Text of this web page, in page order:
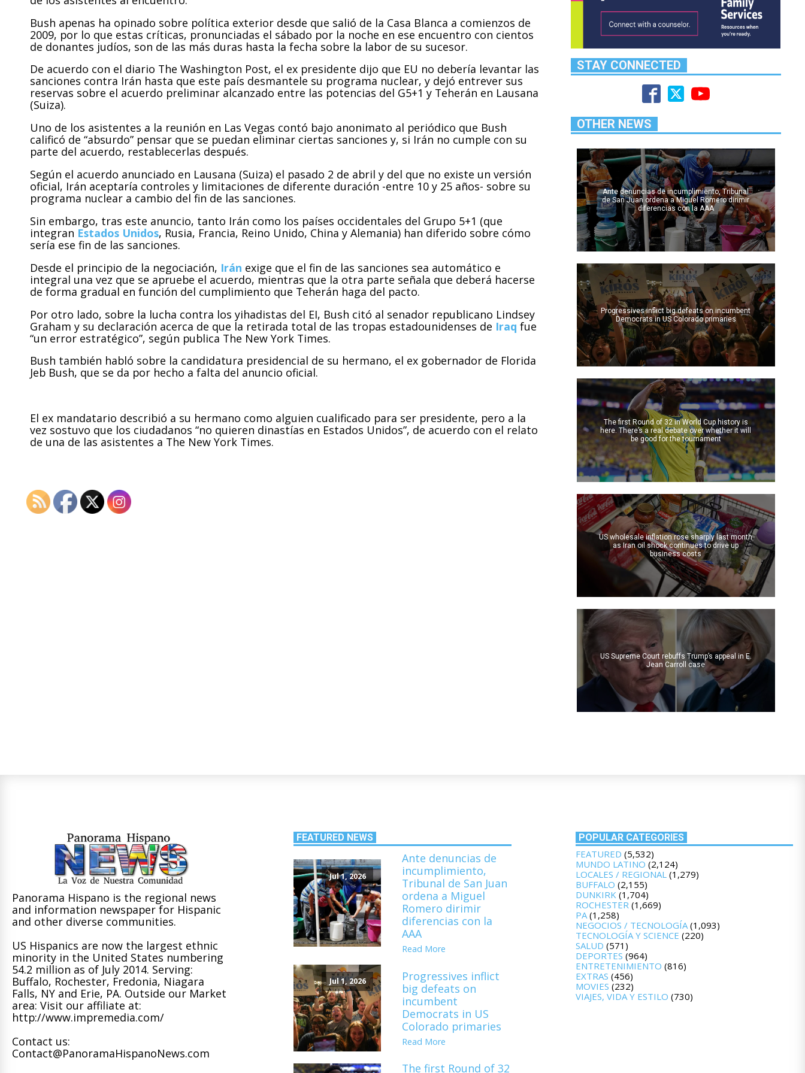
Bush apenas ha opinado sobre política exterior desde que salió de la Casa Blanca a comienzos de
2009, por lo que estas críticas, pronunciadas el sábado por la noche en ese encuentro con cientos
de donantes judíos, son de las más duras hasta la fecha sobre la labor de su sucesor.
De acuerdo con el diario The Washington Post, el ex presidente dijo que EU no debería levantar las
sanciones contra Irán hasta que este país desmantele su programa nuclear, y dejó entrever sus
reservas sobre el acuerdo preliminar alcanzado entre las potencias del G5+1 y Teherán en Lausana
(Suiza).
Uno de los asistentes a la reunión en Las Vegas contó bajo anonimato al periódico que Bush
calificó de “absurdo” pensar que se puedan eliminar ciertas sanciones y, si Irán no cumple con su
parte del acuerdo, restablecerlas después.
Según el acuerdo anunciado en Lausana (Suiza) el pasado 2 de abril y del que no existe un versión
oficial, Irán aceptaría controles y limitaciones de diferente duración -entre 10 y 25 años- sobre su
programa nuclear a cambio del fin de las sanciones.
Sin embargo, tras este anuncio, tanto Irán como los países occidentales del Grupo 5+1 (que
integran Estados Unidos, Rusia, Francia, Reino Unido, China y Alemania) han diferido sobre cómo
sería ese fin de las sanciones.
Desde el principio de la negociación, Irán exige que el fin de las sanciones sea automático e
integral una vez que se apruebe el acuerdo, mientras que la otra parte señala que deberá hacerse
de forma gradual en función del cumplimiento que Teherán haga del pacto.
Por otro lado, sobre la lucha contra los yihadistas del EI, Bush citó al senador republicano Lindsey
Graham y su declaración acerca de que la retirada total de las tropas estadounidenses de Iraq fue
“un error estratégico”, según publica The New York Times.
Bush también habló sobre la candidatura presidencial de su hermano, el ex gobernador de Florida
Jeb Bush, que se da por hecho a falta del anuncio oficial.
El ex mandatario describió a su hermano como alguien cualificado para ser presidente, pero a la
vez sostuvo que los ciudadanos “no quieren dinastías en Estados Unidos”, de acuerdo con el relato
de una de las asistentes a The New York Times.
STAY CONNECTED
OTHER NEWS
Ante denuncias de incumplimiento, Tribunal
de San Juan ordena a Miguel Romero dirimir
diferencias con la AAA
Progressives inflict big defeats on incumbent
Democrats in US Colorado primaries
The first Round of 32 in World Cup history is
here. There’s a real debate over whether it will
be good for the tournament
US wholesale inflation rose sharply last month
as Iran oil shock continues to drive up
business costs
US Supreme Court rebuffs Trump’s appeal in E.
Jean Carroll case
Panorama Hispano is the regional news
and information newspaper for Hispanic
and other diverse communities.
US Hispanics are now the largest ethnic
minority in the United States numbering
54.2 million as of July 2014. Serving:
Buffalo, Rochester, Fredonia, Niagara
Falls, NY and Erie, PA. Outside our Market
area: Visit our affiliate at:
http://www.impremedia.com/
Contact us:
Contact@PanoramaHispanoNews.com
FEATURED NEWS
Jul 1, 2026
Ante denuncias de
incumplimiento,
Tribunal de San Juan
ordena a Miguel
Romero dirimir
diferencias con la
AAA
Read More
Jul 1, 2026
Progressives inflict
big defeats on
incumbent
Democrats in US
Colorado primaries
Read More
The first Round of 32
POPULAR CATEGORIES
FEATURED (5,532)
MUNDO LATINO (2,124)
LOCALES / REGIONAL(1,279)
BUFFALO (2,155)
DUNKIRK(1,704)
ROCHESTER(1,669)
PA(1,258)
NEGOCIOS / TECNOLOGÍA(1,093)
TECNOLOGÍA Y SCIENCE (220)
SALUD (571)
DEPORTES (964)
ENTRETENIMIENTO (816)
EXTRAS (456)
MOVIES (232)
VIAJES, VIDA Y ESTILO (730)